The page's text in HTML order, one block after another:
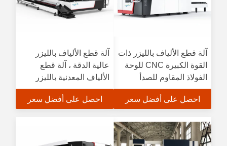
آلة قطع الألياف بالليزر ذات
القوة الكبيرة CNC للوحة
الفولاذ المقاوم للصدأ
احصل على أفضل سعر
آلة قطع الألياف بالليزر
عالية الدقة ، آلة قطع
الألياف المعدنية بالليزر
احصل على أفضل سعر